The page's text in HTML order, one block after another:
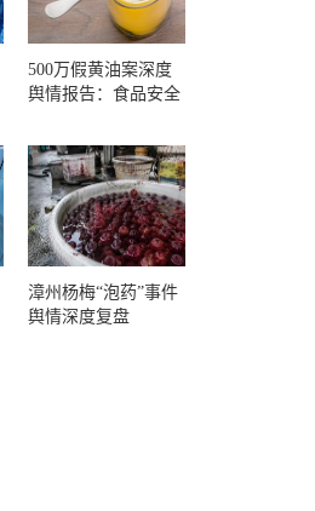
500万假黄油案深度
舆情报告：食品安全
一环？
漳州杨梅“泡药”事件
舆情深度复盘